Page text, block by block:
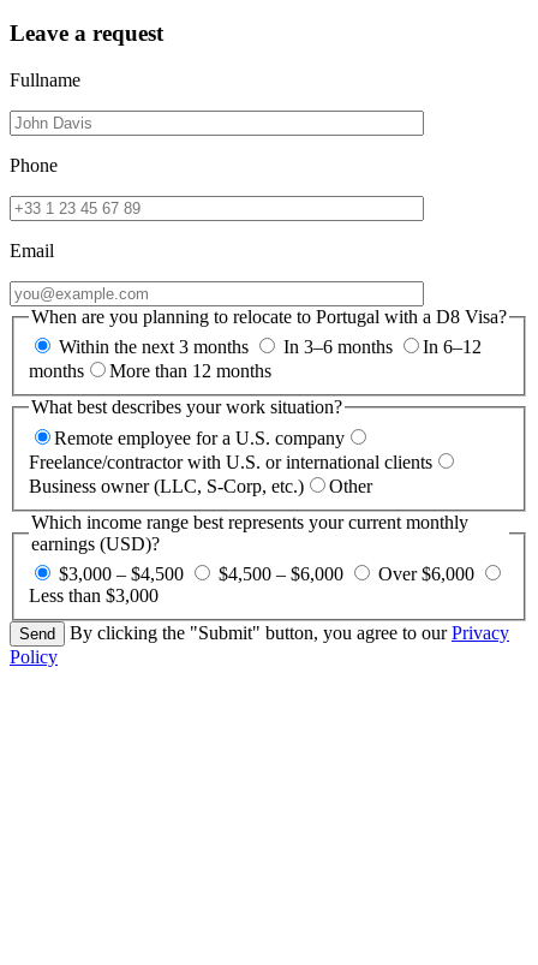
Leave a request
Fullname
Phone
Email
When are you planning to relocate to Portugal with a D8 Visa?
Within the next 3 months
In 3–6 months
In 6–12
months
More than 12 months
What best describes your work situation?
Remote employee for a U.S. company
Freelance/contractor with U.S. or international clients
Business owner (LLC, S-Corp, etc.)
Other
Which income range best represents your current monthly
earnings (USD)?
$3,000 – $4,500
$4,500 – $6,000
Over $6,000
Less than $3,000
By clicking the "Submit" button, you agree to ourPrivacy
Policy